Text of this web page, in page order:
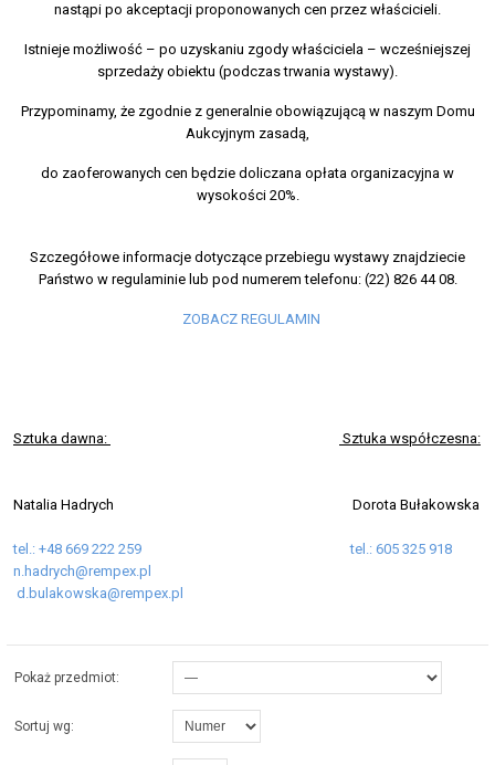
nastąpi po akceptacji proponowanych cen przez właścicieli.
Istnieje możliwość – po uzyskaniu zgody właściciela – wcześniejszej
sprzedaży obiektu (podczas trwania wystawy).
Przypominamy, że zgodnie z generalnie obowiązującą w naszym Domu
Aukcyjnym zasadą,
do zaoferowanych cen będzie doliczana opłata organizacyjna w
wysokości 20%.
Szczegółowe informacje dotyczące przebiegu wystawy znajdziecie
Państwo w regulaminie lub pod numerem telefonu: (22) 826 44 08.
ZOBACZ REGULAMIN
Sztuka dawna: Sztuka współczesna:
Natalia Hadrych Dorota Bułakowska
tel.: +48 669 222 259
tel.: 605 325 918
n.hadrych@rempex.pl
d.bulakowska@rempex.pl
Pokaż przedmiot:
Sortuj wg: